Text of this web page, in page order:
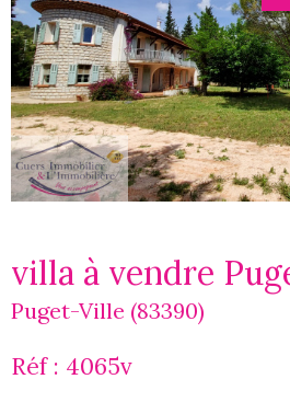
villa à vendre
Puget-Ville (83390)
Réf : 4065v